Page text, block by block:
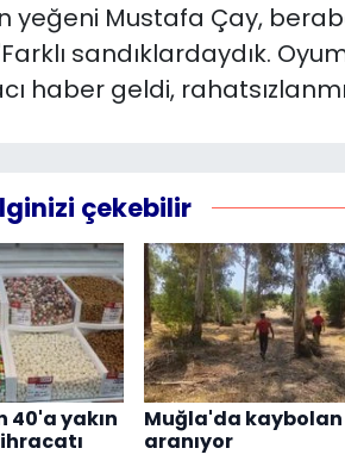
yeğeni Mustafa Çay,
sandıklardaydık.
haber geldi,
çekebilir
40'a yakın
Muğla'da kaybolan
aranıyor